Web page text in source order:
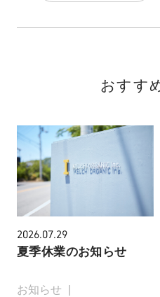
おすす
2026.07.29
夏季休業のお知らせ
お知らせ